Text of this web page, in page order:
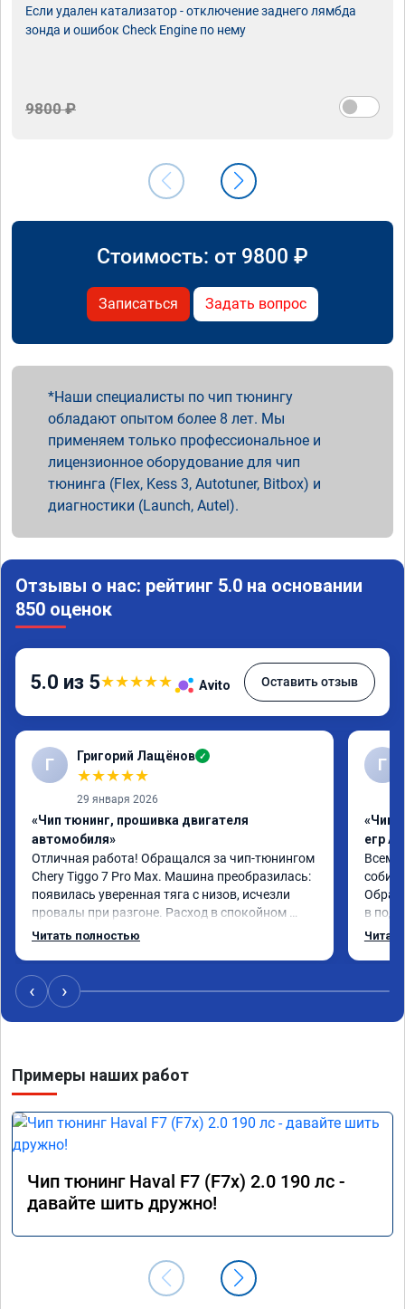
Если удален катализатор - отключение заднего лямбда
зонда и ошибок Check Engine по нему
9800 ₽
Стоимость: от 9800 ₽
Записаться Задать вопрос
Наши специалисты по чип тюнингу
обладают опытом более 8 лет. Мы
применяем только профессиональное и
лицензионное оборудование для чип
тюнинга (Flex, Kess 3, Autotuner, Bitbox) и
диагностики (Launch, Autel).
Отзывы о нас: рейтинг 5.0 на основании
850 оценок
5.0 из 5★★★★★ Avito Оставить отзыв
Г Григорий Лащёнов ✓
★★★★★
29 января 2026
«Чип тюнинг, прошивка двигателя
автомобиля»
Отличная работа! Обращался за чип-тюнингом
Chery Tiggo 7 Pro Max. Машина преобразилась:
появилась уверенная тяга с низов, исчезли
провалы при разгоне. Расход в спокойном
режиме даже немного снизился. Все сделали
Читать полностью
Г
«Чип
егр
Всем
в
‹ ›
Примеры наших работ
Чип тюнинг Haval F7 (F7x) 2.0 190 лс -
давайте шить дружно!